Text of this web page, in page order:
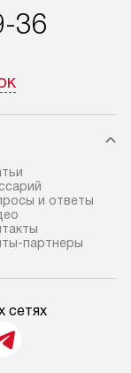
36
и ответы
партнеры
сетях